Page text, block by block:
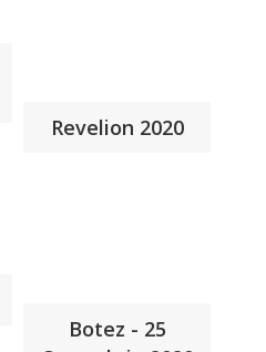
Revelion 2020
Botez - 25